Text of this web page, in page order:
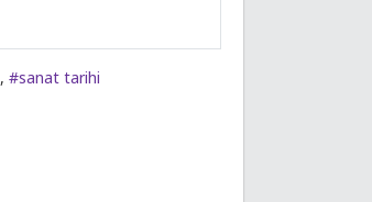
, #sanat tarihi